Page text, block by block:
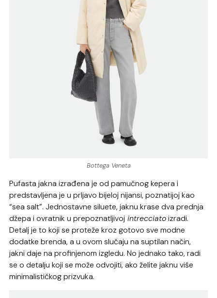
Bottega Veneta
Pufasta jakna izrađena je od pamučnog kepera i
predstavljena je u prljavo bijeloj nijansi, poznatijoj kao
“sea salt”. Jednostavne siluete, jaknu krase dva prednja
džepa i ovratnik u prepoznatljivoj intrecciatoizradi.
Detalj je to koji se proteže kroz gotovo sve modne
dodatke brenda, a u ovom slučaju na suptilan način,
jakni daje na profinjenom izgledu. No jednako tako, radi
se o detalju koji se može odvojiti, ako želite jaknu više
minimalističkog prizvuka.